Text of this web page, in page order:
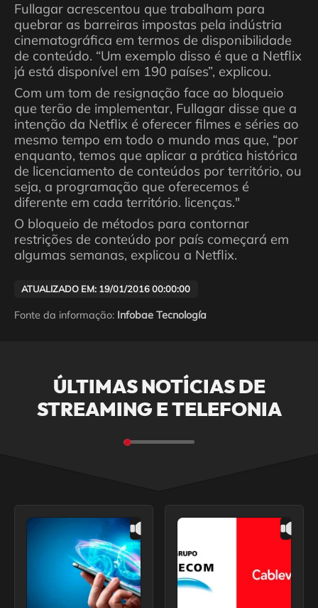
Fullagar acrescentou que trabalham para
quebrar as barreiras impostas pela indústria
cinematográfica em termos de disponibilidade
de conteúdo. “Um exemplo disso é que a Netflix
já está disponível em 190 países”, explicou.
Com um tom de resignação face ao bloqueio
que terão de implementar, Fullagar disse que a
intenção da Netflix é oferecer filmes e séries ao
mesmo tempo em todo o mundo mas que, “por
enquanto, temos que aplicar a prática histórica
de licenciamento de conteúdos por território, ou
seja, a programação que oferecemos é
diferente em cada território. licenças."
O bloqueio de métodos para contornar
restrições de conteúdo por país começará em
algumas semanas, explicou a Netflix.
ATUALIZADO EM: 19/01/2016 00:00:00
Fonte da informação: Infobae Tecnología
ÚLTIMAS NOTÍCIAS DE
STREAMING E TELEFONIA